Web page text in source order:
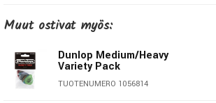
Blackstar Debut 100R
Cream
TUOTENUMERO 1086232
Marshall DSL1CR
Combo
Muut ostivat myös:
Dunlop Medium/Heavy
Variety Pack
TUOTENUMERO 1056814